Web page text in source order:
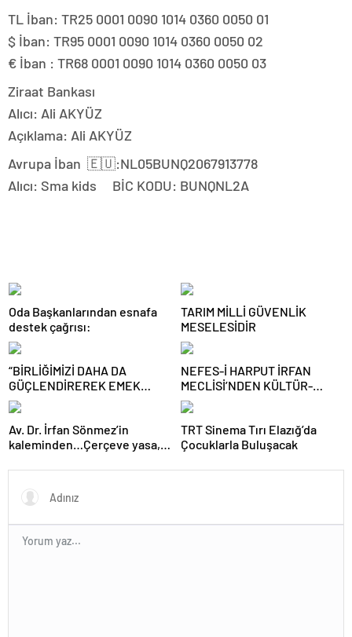
TL İban: ‌TR25 0001 0090 1014 0360 0050 01
‌$ İban: ‌TR95 0001 0090 1014 0360 0050 02
€ İban : ‌TR68 0001 0090 1014 0360 0050 03
Ziraat Bankası
Alıcı: Ali AKYÜZ
Açıklama: Ali AKYÜZ
Avrupa İban 🇪🇺:‌NL05BUNQ2067913778
‌Alıcı: Sma kids BİC KODU: BUNQNL2A
Oda Başkanlarından esnafa
destek çağrısı:
TARIM MİLLİ GÜVENLİK
MESELESİDİR
“BİRLİĞİMİZİ DAHA DA
GÜÇLENDİREREK EMEK
MÜCADELEMİZİ
SÜRDÜRECEĞİZ”
NEFES-İ HARPUT İRFAN
MECLİSİ’NDEN KÜLTÜR-
SANAT BULUŞMASI
Av. Dr. İrfan Sönmez’in
kaleminden…Çerçeve yasa,
TRT Sinema Tırı Elazığ’da
Çocuklarla Buluşacak